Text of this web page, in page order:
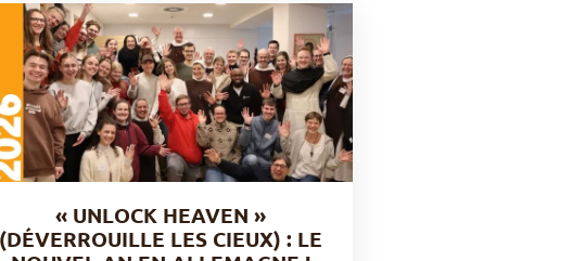
« UNLOCK HEAVEN »
(DÉVERROUILLE LES CIEUX) : LE